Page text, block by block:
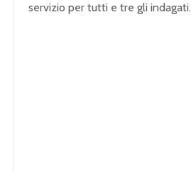
servizio per tutti e tre gli indagati.